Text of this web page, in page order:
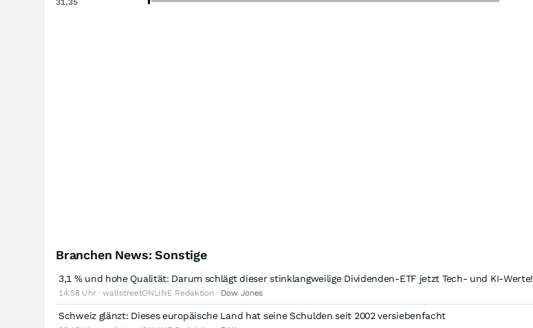
31,35
Branchen News: Sonstige
3,1 % und hohe Qualität: Darum schlägt dieser stinklangweilige Dividenden-ETF jetzt Tech- und KI-Werte!
14:58 Uhr · wallstreetONLINE Redaktion · Dow Jones
Schweiz glänzt: Dieses europäische Land hat seine Schulden seit 2002 versiebenfacht